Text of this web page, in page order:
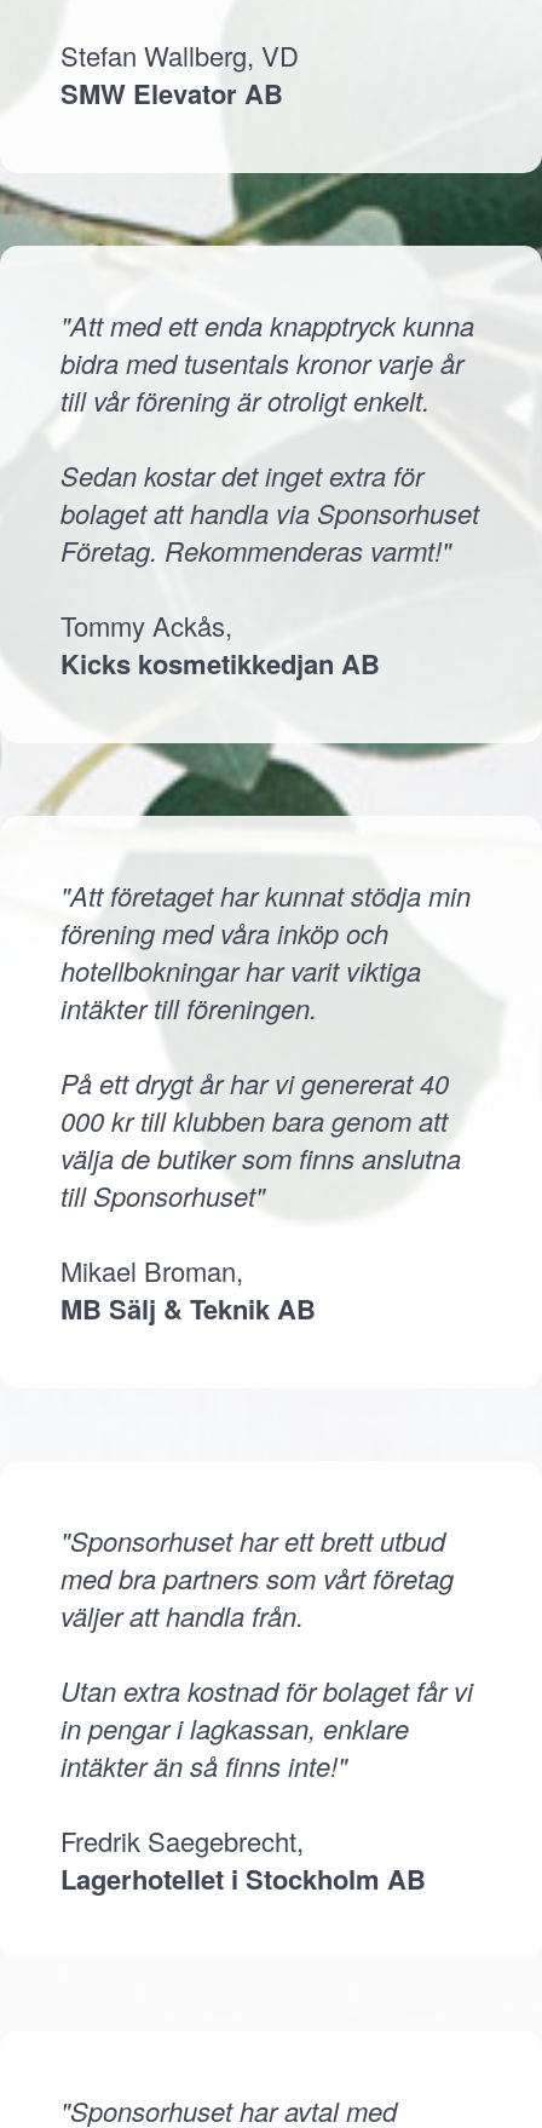
Stefan Wallberg, VD
SMW Elevator AB
"Att med ett enda knapptryck kunna
bidra med tusentals kronor varje år
till vår förening är otroligt enkelt.
Sedan kostar det inget extra för
bolaget att handla via Sponsorhuset
Företag. Rekommenderas varmt!"
Tommy Ackås,
Kicks kosmetikkedjan AB
"Att företaget har kunnat stödja min
förening med våra inköp och
hotellbokningar har varit viktiga
intäkter till föreningen.
På ett drygt år har vi genererat 40
000 kr till klubben bara genom att
välja de butiker som finns anslutna
till Sponsorhuset"
Mikael Broman,
MB Sälj & Teknik AB
"Sponsorhuset har ett brett utbud
med bra partners som vårt företag
väljer att handla från.
Utan extra kostnad för bolaget får vi
in pengar i lagkassan, enklare
intäkter än så finns inte!"
Fredrik Saegebrecht,
Lagerhotellet i Stockholm AB
"Sponsorhuset har avtal med